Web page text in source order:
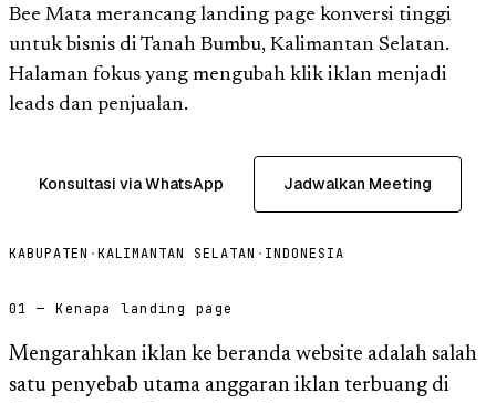
Bee Mata merancang landing page konversi tinggi
untuk bisnis di Tanah Bumbu, Kalimantan Selatan.
Halaman fokus yang mengubah klik iklan menjadi
leads dan penjualan.
Konsultasi via WhatsApp Jadwalkan Meeting
KABUPATEN ·KALIMANTAN SELATAN · INDONESIA
01 — Kenapa landing page
Mengarahkan iklan ke beranda website adalah salah
satu penyebab utama anggaran iklan terbuang di